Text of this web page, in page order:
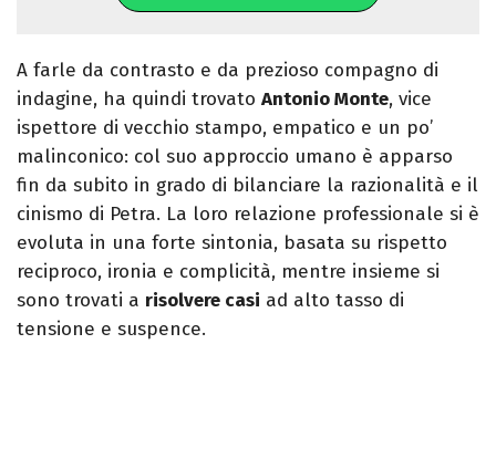
A farle da contrasto e da prezioso compagno di
indagine, ha quindi trovato Antonio Monte, vice
ispettore di vecchio stampo, empatico e un po’
malinconico: col suo approccio umano è apparso
fin da subito in grado di bilanciare la razionalità e il
cinismo di Petra. La loro relazione professionale si è
evoluta in una forte sintonia, basata su rispetto
reciproco, ironia e complicità, mentre insieme si
sono trovati a risolvere casi ad alto tasso di
tensione e suspence.